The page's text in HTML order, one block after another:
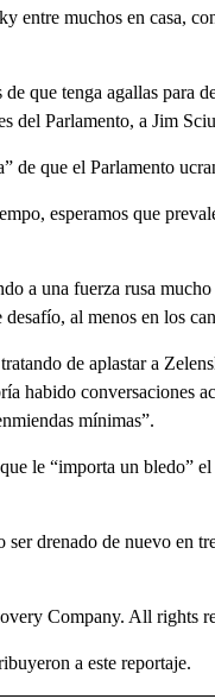
entre muchos en casa,
que tenga agallas para
del Parlamento, a Jim
que el Parlamento
esperamos que
a una fuerza rusa
al menos en los
de aplastar a
habido conversaciones
mínimas”.
le “importa un bledo”
drenado de nuevo en
Company. All rights
a este reportaje.